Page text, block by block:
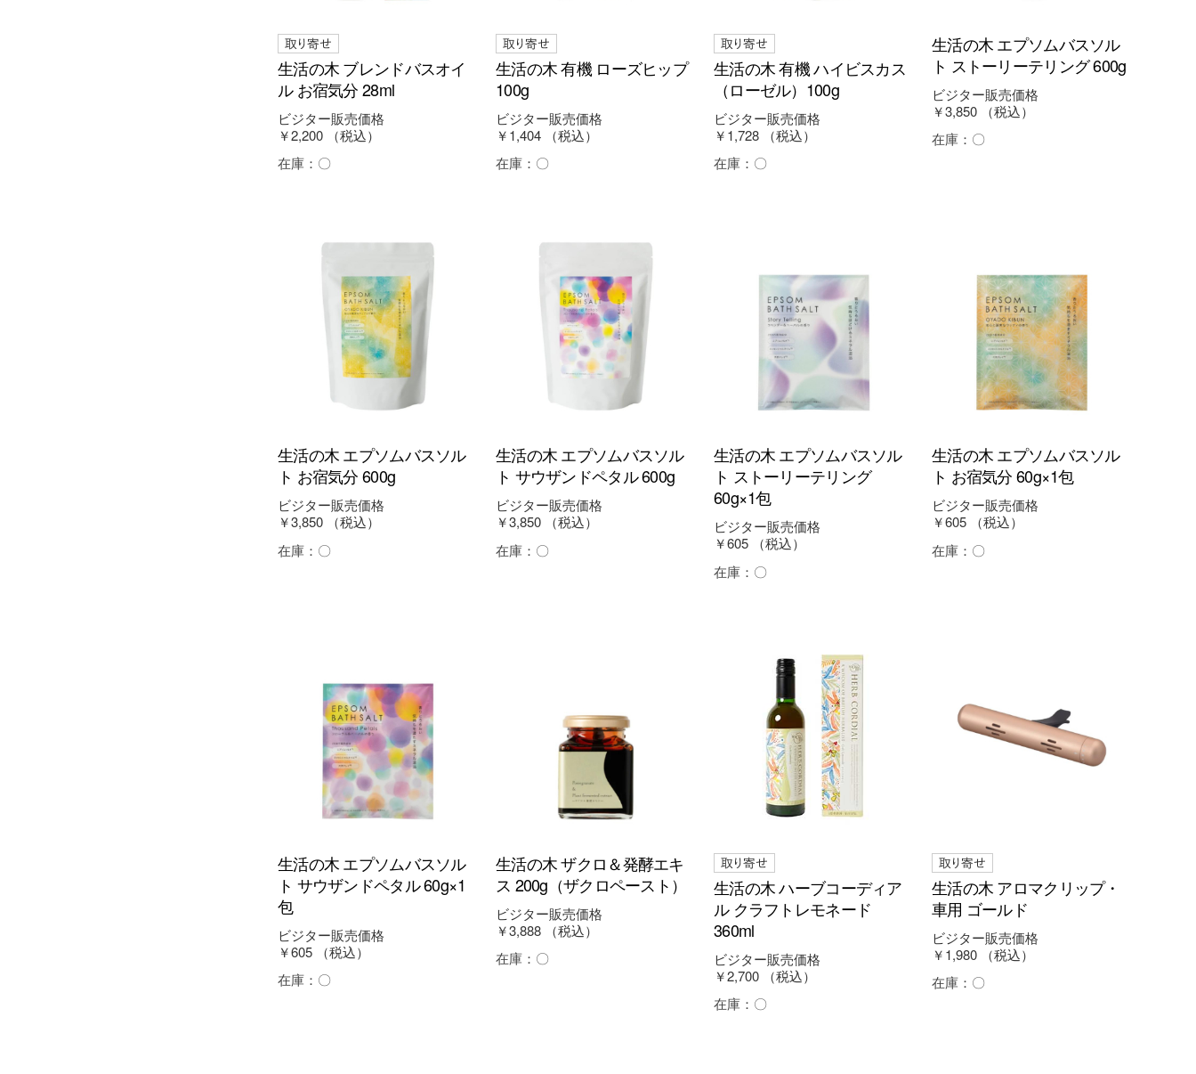
生活の木 ブレンドバスオイ
ル お宿気分 28ml
ビジター販売価格
￥2,200
（税込）
在庫： 〇
生活の木 有機 ローズヒップ
100g
ビジター販売価格
￥1,404
（税込）
在庫： 〇
生活の木 有機 ハイビスカス
（ローゼル）100g
ビジター販売価格
￥1,728
（税込）
在庫： 〇
生活の木 エプソムバスソル
ト ストーリーテリング 600g
ビジター販売価格
￥3,850
（税込）
在庫： 〇
生活の木 エプソムバスソル
ト お宿気分 600g
ビジター販売価格
￥3,850
（税込）
在庫： 〇
生活の木 エプソムバスソル
ト サウザンドペタル 600g
ビジター販売価格
￥3,850
（税込）
在庫： 〇
生活の木 エプソムバスソル
ト ストーリーテリング
60g×1包
ビジター販売価格
￥605
（税込）
在庫： 〇
生活の木 エプソムバスソル
ト お宿気分 60g×1包
ビジター販売価格
￥605
（税込）
在庫： 〇
生活の木 エプソムバスソル
ト サウザンドペタル 60g×1
包
ビジター販売価格
￥605
（税込）
在庫： 〇
生活の木 ザクロ＆発酵エキ
ス 200g（ザクロペースト）
ビジター販売価格
￥3,888
（税込）
在庫： 〇
生活の木 ハーブコーディア
ル クラフトレモネード
360ml
ビジター販売価格
￥2,700
（税込）
在庫： 〇
生活の木 アロマクリップ・
車用 ゴールド
ビジター販売価格
￥1,980
（税込）
在庫： 〇